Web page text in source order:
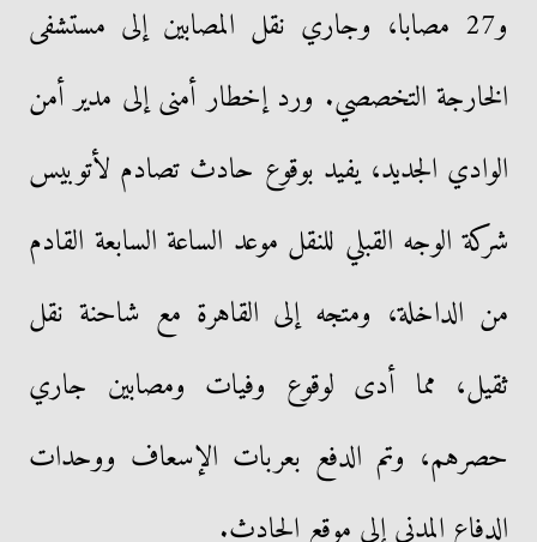
و27 مصابا، وجاري نقل المصابين إلى مستشفى
الخارجة التخصصي. ورد إخطار أمنى إلى مدير أمن
الوادي الجديد، يفيد بوقوع حادث تصادم لأتوبيس
شركة الوجه القبلي للنقل موعد الساعة السابعة القادم
من الداخلة، ومتجه إلى القاهرة مع شاحنة نقل
ثقيل، مما أدى لوقوع وفيات ومصابين جاري
حصرهم، وتم الدفع بعربات الإسعاف ووحدات
الدفاع المدني إلى موقع الحادث.